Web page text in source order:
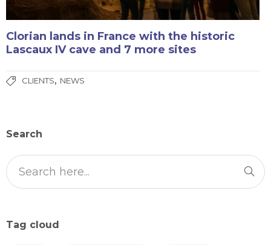
Clorian lands in France with the historic
Lascaux IV cave and 7 more sites
CLIENTS, NEWS
Search
Tag cloud